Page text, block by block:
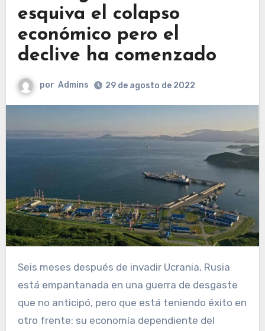
esquiva el colapso
económico pero el
declive ha comenzado
por Admins 29 de agosto de 2022
Seis meses después de invadir Ucrania, Rusia
está empantanada en una guerra de desgaste
que no anticipó, pero que está teniendo éxito en
otro frente: su economía dependiente del